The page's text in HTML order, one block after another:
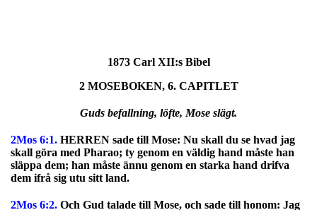
1873 Carl XII:s Bibel
2 MOSEBOKEN, 6. CAPITLET
Guds befallning, löfte, Mose slägt.
2Mos 6:1. HERREN sade till Mose: Nu skall du se hvad jag
skall göra med Pharao; ty genom en väldig hand måste han
släppa dem; han måste ännu genom en starka hand drifva
dem ifrå sig utu sitt land.
2Mos 6:2. Och Gud talade till Mose, och sade till honom: Jag